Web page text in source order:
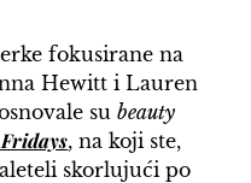
fokusirane na
Hewitt i Lauren
subeauty
, na koji ste,
skorlujući po